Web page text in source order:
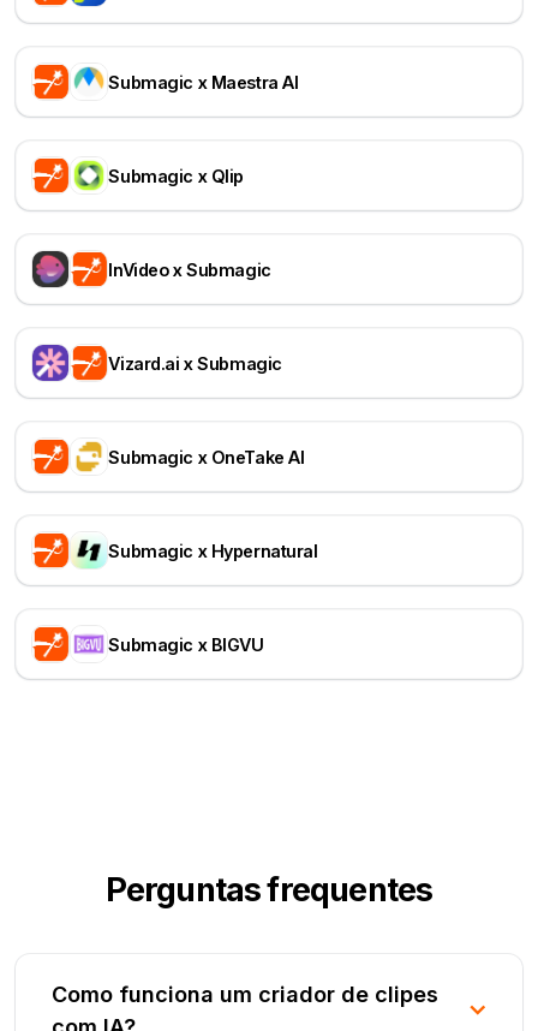
Submagic x Maestra AI
Submagic x Qlip
InVideo x Submagic
Vizard.ai x Submagic
Submagic x OneTake AI
Submagic x Hypernatural
Submagic x BIGVU
Perguntas frequentes
Como funciona um criador de clipes